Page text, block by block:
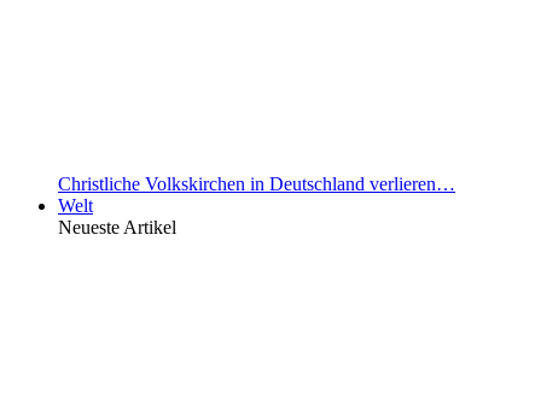
Christliche Volkskirchen in Deutschland verlieren…
Welt
Neueste Artikel